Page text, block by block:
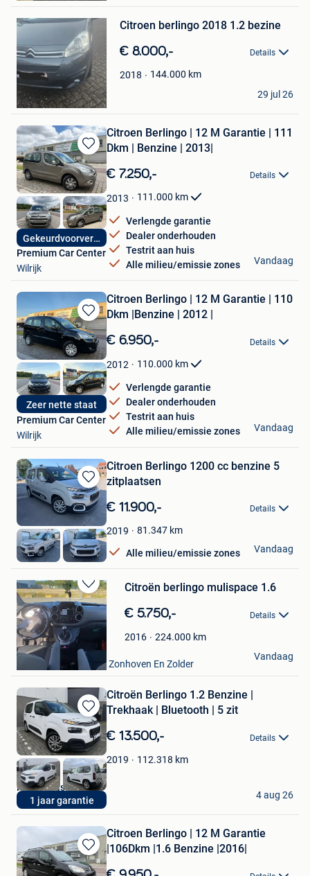
in
Mijn
Favorieten
Citroen berlingo 2018 1.2 bezine
€ 8.000,- Details
2018 144.000 km
El ouamaru
Borgerhout
29 jul 26
Bewaren
in
Mijn
Favorieten
Gekeurdvoorverkoop
Citroen Berlingo | 12 M Garantie | 111
Dkm | Benzine | 2013|
€ 7.250,- Details
2013 111.000 km
Verlengde garantie
Dealer onderhouden
Testrit aan huis
Alle milieu/emissie zones
Premium Car Center
Wilrijk
Vandaag
Bewaren
in
Mijn
Favorieten
Zeer nette staat
Citroen Berlingo | 12 M Garantie | 110
Dkm |Benzine | 2012 |
€ 6.950,- Details
2012 110.000 km
Verlengde garantie
Dealer onderhouden
Testrit aan huis
Alle milieu/emissie zones
Premium Car Center
Wilrijk
Vandaag
Bewaren
in
Mijn
Favorieten
Citroen Berlingo 1200 cc benzine 5
zitplaatsen
€ 11.900,- Details
2019 81.347 km
Alle milieu/emissie zones
frank
Brecht
Vandaag
Bewaren
in
Mijn
Favorieten
Citroën berlingo mulispace 1.6
€ 5.750,- Details
2016 224.000 km
Samm
Houthalen+ Deel Van Zonhoven En Zolder
Vandaag
Bewaren
in
Mijn
Favorieten
1 jaar garantie
Citroën Berlingo 1.2 Benzine |
Trekhaak | Bluetooth | 5 zit
€ 13.500,- Details
2019 112.318 km
Rizq Occasions BV
Brecht
4 aug 26
Bewaren
in
Citroen Berlingo | 12 M Garantie
|106Dkm |1.6 Benzine |2016|